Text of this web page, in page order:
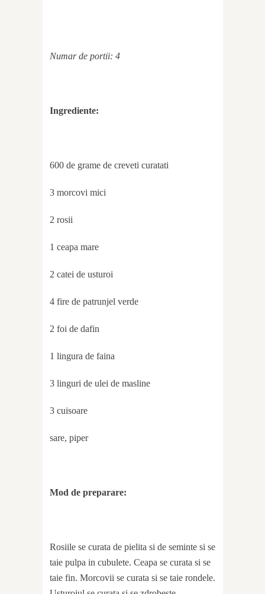
Numar de portii: 4
Ingrediente:
600 de grame de creveti curatati
3 morcovi mici
2 rosii
1 ceapa mare
2 catei de usturoi
4 fire de patrunjel verde
2 foi de dafin
1 lingura de faina
3 linguri de ulei de masline
3 cuisoare
sare, piper
Mod de preparare:
Rosiile se curata de pielita si de seminte si se
taie pulpa in cubulete. Ceapa se curata si se
taie fin. Morcovii se curata si se taie rondele.